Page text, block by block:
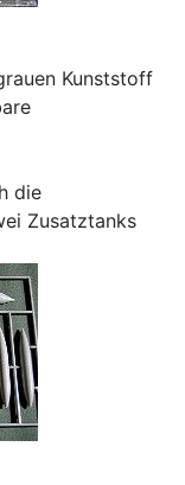
Kunststoff
die
Zusatztanks